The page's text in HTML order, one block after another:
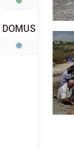
DOMUS